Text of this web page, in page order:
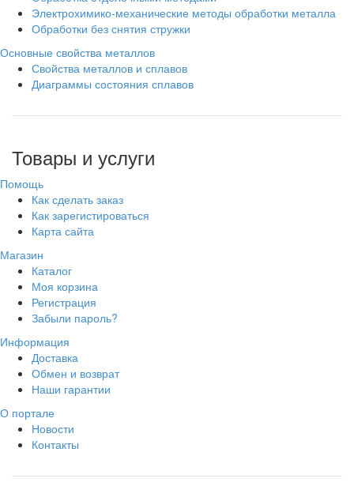
Электрохимико-механические методы обработки металла
Обработки без снятия стружки
Основные свойства металлов
Свойства металлов и сплавов
Диаграммы состояния сплавов
Товары и услуги
Помощь
Как сделать заказ
Как зарегистироваться
Карта сайта
Магазин
Каталог
Моя корзина
Регистрация
Забыли пароль?
Информация
Доставка
Обмен и возврат
Наши гарантии
О портале
Новости
Контакты